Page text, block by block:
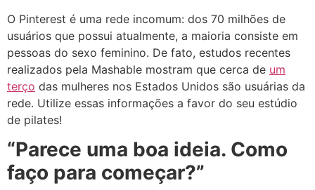
O Pinterest é uma rede incomum: dos 70 milhões de
usuários que possui atualmente, a maioria consiste em
pessoas do sexo feminino. De fato, estudos recentes
realizados pela Mashable mostram que cerca de um
terço das mulheres nos Estados Unidos são usuárias da
rede. Utilize essas informações a favor do seu estúdio
de pilates!
“Parece uma boa ideia. Como
faço para começar?”